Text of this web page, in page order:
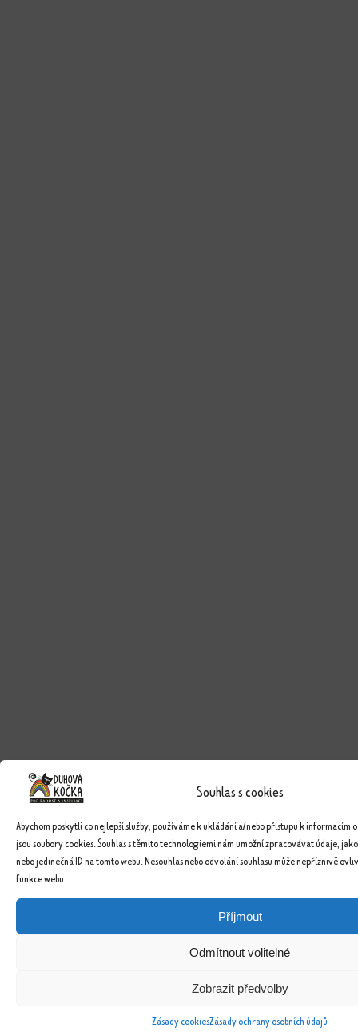
Souhlas s cookies
Abychom poskytli co nejlepší služby, používáme k ukládání a/nebo přístupu k informacím
jsou soubory cookies. Souhlas s těmito technologiemi nám umožní zpracovávat údaje,
nebo jedinečná ID na tomto webu. Nesouhlas nebo odvolání souhlasu může nepříznivě
funkce webu.
Příjmout
Odmítnout volitelné
Zobrazit předvolby
Zásady cookiesZásady ochrany osobních údajů